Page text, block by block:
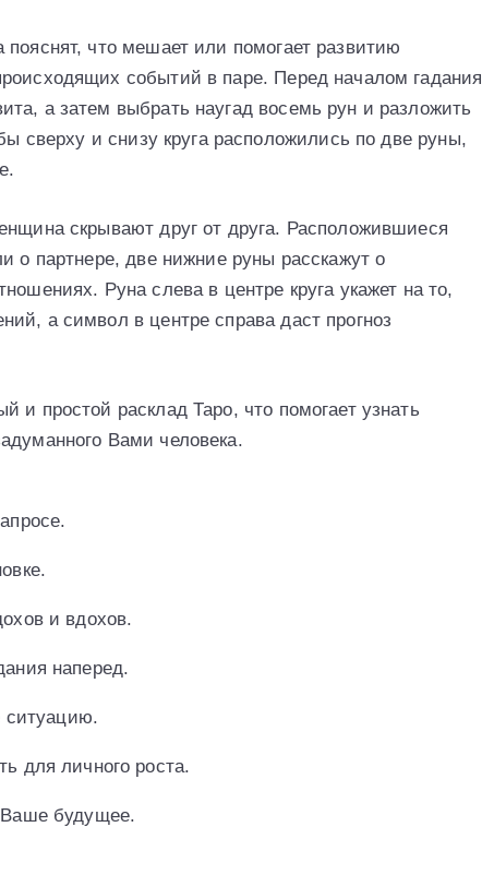
что мешает или помогает развитию
событий в паре. Перед началом гадания
а затем выбрать наугад восемь рун и разложить
сверху и снизу круга расположились по две руны,
скрывают друг от друга. Расположившиеся
о партнере, две нижние руны расскажут о
Руна слева в центре круга укажет на то,
а символ в центре справа даст прогноз
и простой расклад Таро, что помогает узнать
Вами человека.
и вдохов.
наперед.
ситуацию.
для личного роста.
Ваше будущее.